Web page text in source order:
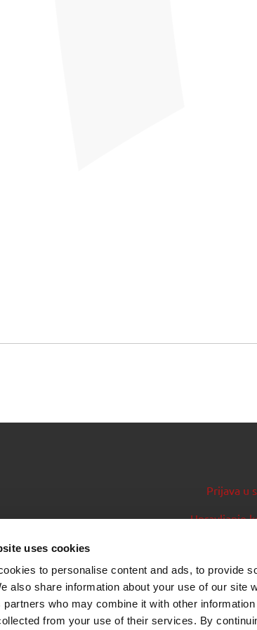
uses cookies
to personalise content and ads, to provide
also share information about your use of our site
partners who may combine it with other
from your use of their services. By
Prijava u
Upravljanje
Izvori